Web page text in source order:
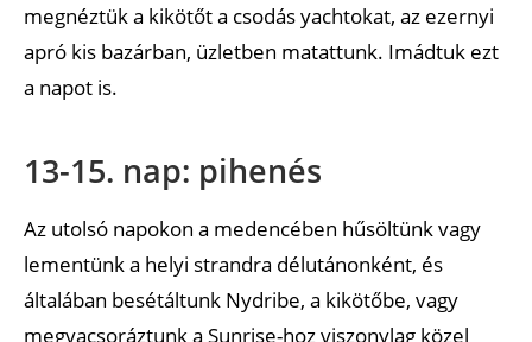
megnéztük a kikötőt a csodás yachtokat, az ezernyi
apró kis bazárban, üzletben matattunk. Imádtuk ezt
a napot is.
13-15. nap: pihenés
Az utolsó napokon a medencében hűsöltünk vagy
lementünk a helyi strandra délutánonként, és
általában besétáltunk Nydribe, a kikötőbe, vagy
megvacsoráztunk a Sunrise-hoz viszonylag közel